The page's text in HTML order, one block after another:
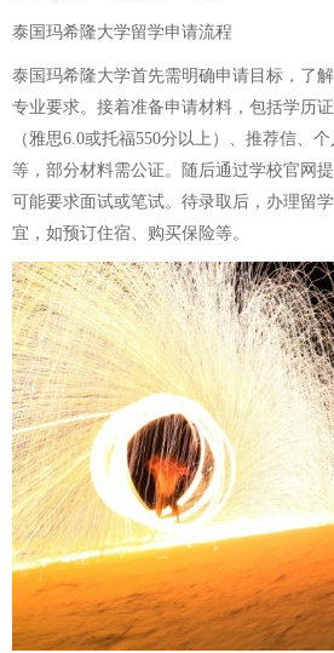
泰国玛希隆大学留学申请流程
泰国玛希隆大学首先需明确申请目标，了
专业要求。接着准备申请材料，包括学历
（雅思6.0或托福550分以上）、推荐信、
等，部分材料需公证。随后通过学校官网
可能要求面试或笔试。待录取后，办理留
宜，如预订住宿、购买保险等。